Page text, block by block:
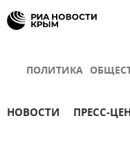
ПОЛИТИКА
НОВОСТИ ПРЕСС-